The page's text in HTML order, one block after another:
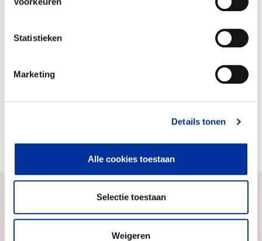
Statistieken
Marketing
Details tonen
Alle cookies toestaan
Selectie toestaan
Weigeren
Voorlichting en bewustwording
21%
beheer en onderhoud van natuurgebied
draagvlak verwerven voor natuurbescherming
projecten uitvoeren voor kwaliteitsverbetering
doelstellingen
Zo komen wij aan ons geld